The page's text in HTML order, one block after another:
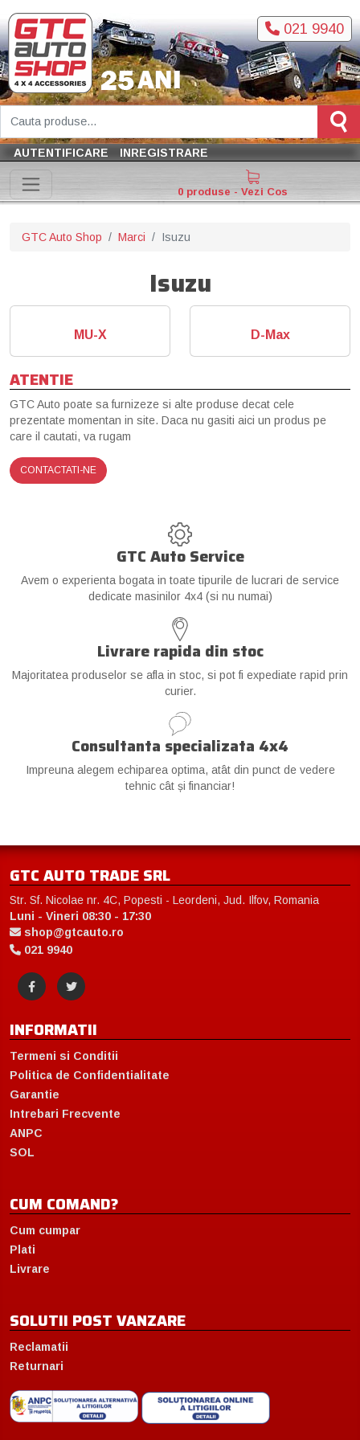
021 9940
AUTENTIFICARE INREGISTRARE
0 produse - Vezi Cos
GTC Auto Shop Marci Isuzu
Isuzu
MU-X D-Max
ATENTIE
GTC Auto poate sa furnizeze si alte produse decat cele
prezentate momentan in site. Daca nu gasiti aici un produs pe
care il cautati, va rugam
CONTACTATI-NE
GTC Auto Service
Avem o experienta bogata in toate tipurile de lucrari de service
dedicate masinilor 4x4 (si nu numai)
Livrare rapida din stoc
Majoritatea produselor se afla in stoc, si pot fi expediate rapid prin
curier.
Consultanta specializata 4x4
Impreuna alegem echiparea optima, atât din punct de vedere
tehnic cât și financiar!
GTC AUTO TRADE SRL
Str. Sf. Nicolae nr. 4C, Popesti - Leordeni, Jud. Ilfov, Romania
Luni - Vineri 08:30 - 17:30
shop@gtcauto.ro
021 9940
INFORMATII
Termeni si Conditii
Politica de Confidentialitate
Garantie
Intrebari Frecvente
ANPC
SOL
CUM COMAND?
Cum cumpar
Plati
Livrare
SOLUTII POST VANZARE
Reclamatii
Returnari